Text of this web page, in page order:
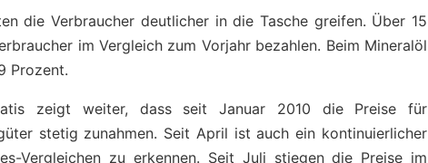
die Verbraucher deutlicher in die Tasche greifen. Über 15
im Vergleich zum Vorjahr bezahlen. Beim Mineralöl
Prozent.
zeigt weiter, dass seit Januar 2010 die Preise für
stetig zunahmen. Seit April ist auch ein kontinuierlicher
Vergleichen zu erkennen. Seit Juli stiegen die Preise im